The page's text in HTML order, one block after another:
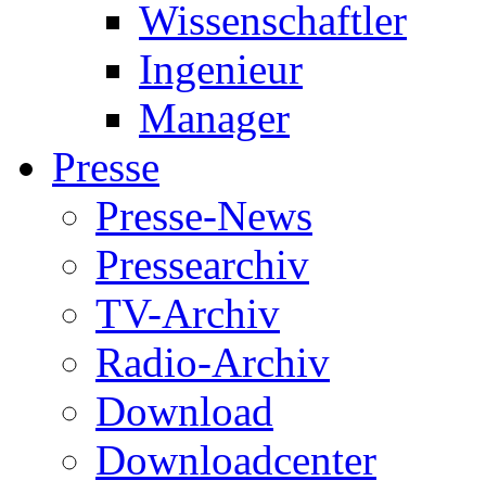
Wissenschaftler
Ingenieur
Manager
Presse
Presse-News
Pressearchiv
TV-Archiv
Radio-Archiv
Download
Downloadcenter